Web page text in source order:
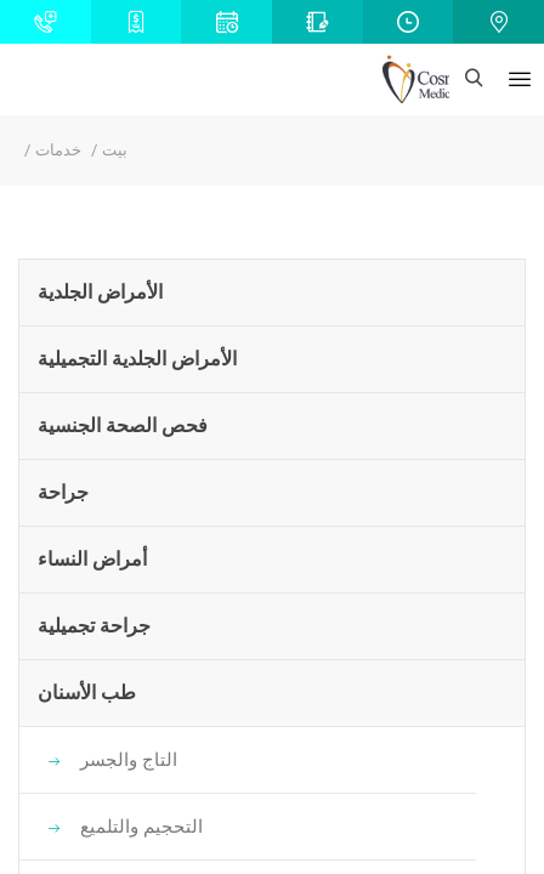
بيت خدمات
الأمراض الجلدية
الأمراض الجلدية التجميلية
فحص الصحة الجنسية
جراحة
أمراض النساء
جراحة تجميلية
طب الأسنان
التاج والجسر
التحجيم والتلميع